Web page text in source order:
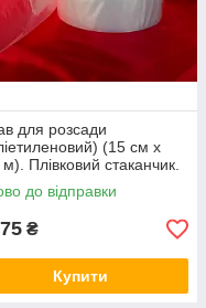
для розсади
(15 см х
Плівковий стаканчик.
до відправки
₴
Купити